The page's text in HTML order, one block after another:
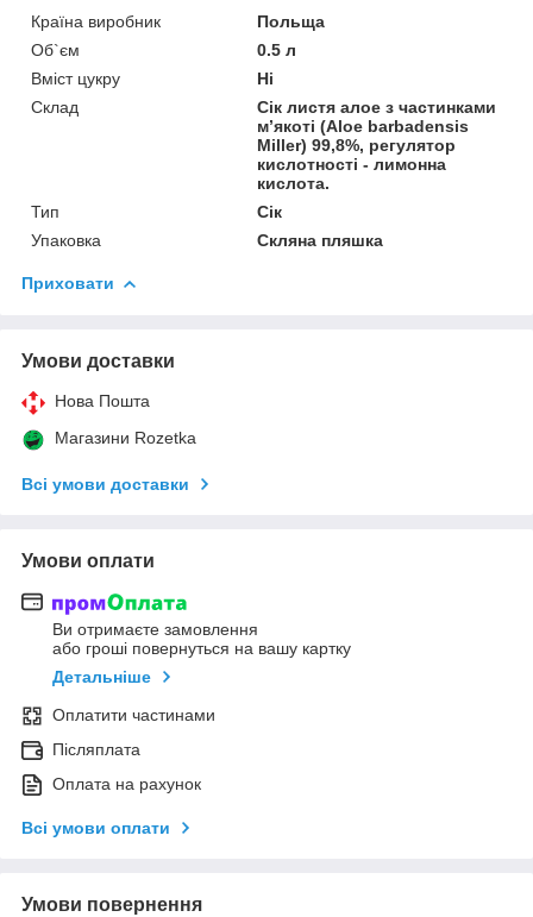
Країна виробник
Польща
Об`єм
0.5 л
Вміст цукру
Ні
Склад
Сік листя алое з частинками
м’якоті (Aloe barbadensis
Miller) 99,8%, регулятор
кислотності - лимонна
кислота.
Тип
Сік
Упаковка
Скляна пляшка
Приховати
Умови доставки
Нова Пошта
Магазини Rozetka
Всі умови доставки
Умови оплати
Ви отримаєте замовлення
або гроші повернуться на вашу картку
Детальніше
Оплатити частинами
Післяплата
Оплата на рахунок
Всі умови оплати
Умови повернення